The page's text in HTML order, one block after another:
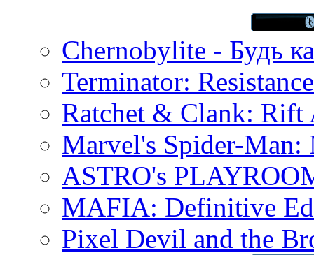
Chernobylite - Будь
Terminator:
Ratchet & Clank: Rift
Marvel's Spider-Man:
ASTRO's
MAFIA: Definitive
Pixel Devil and the